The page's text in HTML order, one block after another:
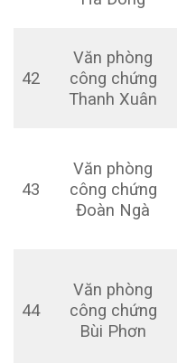
42
Văn phòng
công chứng
Thanh Xuân
43
Văn phòng
công chứng
Đoàn Ngà
44
Văn phòng
công chứng
Bùi Phơn